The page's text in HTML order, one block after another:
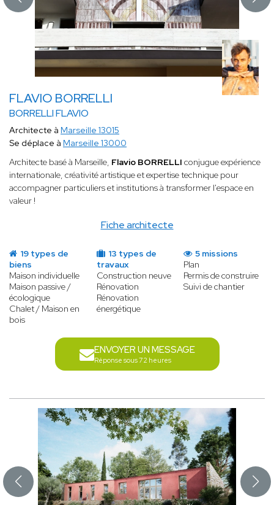
FLAVIO BORRELLI
BORRELLI FLAVIO
Fiche architecte
Architecte à Marseille 13015
Se déplace à Marseille 13000
Architecte basé à Marseille, Flavio BORRELLI conjugue expérience
internationale, créativité artistique et expertise technique pour
accompagner particuliers et institutions à transformer l'espace en
valeur !
19 types de
biens
Maison individuelle
Maison passive /
écologique
Chalet / Maison en
bois
13 types de
travaux
Construction neuve
Rénovation
Rénovation
énergétique
5 missions
Plan
Permis de construire
Suivi de chantier
ENVOYER UN MESSAGE
Réponse sous 72 heures